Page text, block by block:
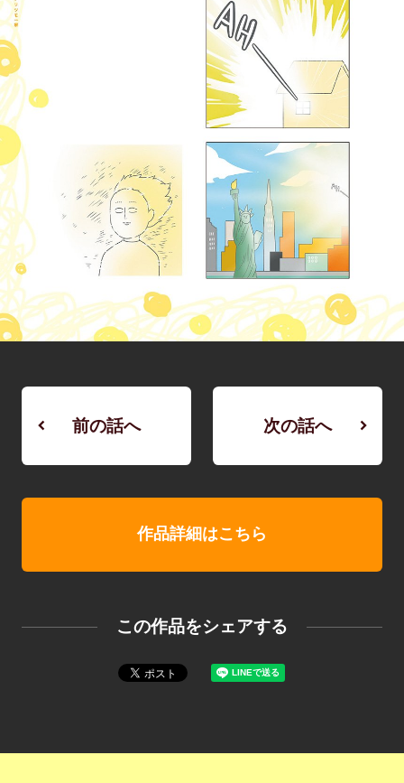
前の話へ 次の話へ
作品詳細はこちら
この作品をシェアする